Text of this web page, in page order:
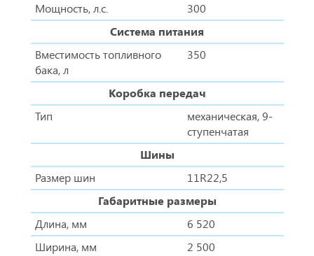
Мощность, л.с.
300
Система питания
Вместимость топливного
бака, л
350
Коробка передач
Тип
механическая, 9-
ступенчатая
Шины
Размер шин
11R22,5
Габаритные размеры
Длина, мм
6 520
Ширина, мм
2 500